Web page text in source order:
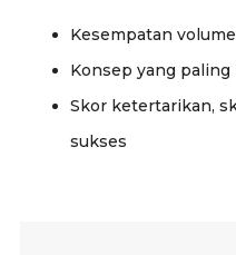
Kesempatan
Konsep yang
Skor ketertarikan,
sukses